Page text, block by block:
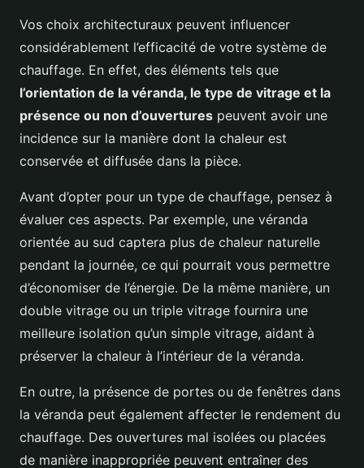
Vos choix architecturaux peuvent influencer
considérablement l’efficacité de votre système de
chauffage. En effet, des éléments tels que
l’orientation de la véranda, le type de vitrage et la
présence ou non d’ouvertures peuvent avoir une
incidence sur la manière dont la chaleur est
conservée et diffusée dans la pièce.
Avant d’opter pour un type de chauffage, pensez à
évaluer ces aspects. Par exemple, une véranda
orientée au sud captera plus de chaleur naturelle
pendant la journée, ce qui pourrait vous permettre
d’économiser de l’énergie. De la même manière, un
double vitrage ou un triple vitrage fournira une
meilleure isolation qu’un simple vitrage, aidant à
préserver la chaleur à l’intérieur de la véranda.
En outre, la présence de portes ou de fenêtres dans
la véranda peut également affecter le rendement du
chauffage. Des ouvertures mal isolées ou placées
de manière inappropriée peuvent entraîner des